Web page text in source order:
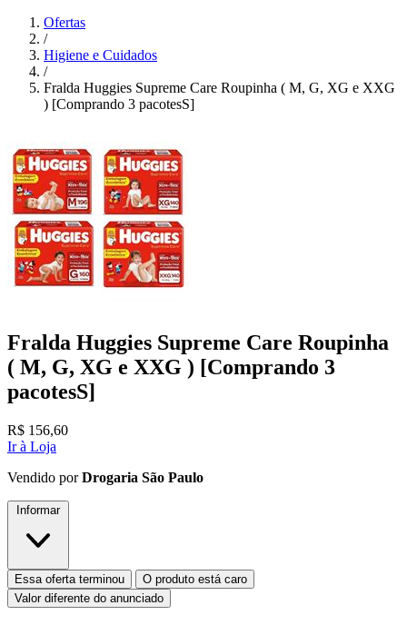
Ofertas
/
Higiene e Cuidados
/
Fralda Huggies Supreme Care Roupinha ( M, G, XG e XXG
) [Comprando 3 pacotesS]
Fralda Huggies Supreme Care Roupinha
( M, G, XG e XXG ) [Comprando 3
pacotesS]
R$ 156,60
Ir à Loja
Vendido porDrogaria São Paulo
Informar
Essa oferta terminou
O produto está caro
Valor diferente do anunciado